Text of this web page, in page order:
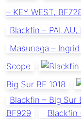
– KEY WEST,
Blackfin – PALAU,
Masunaga – Ingrid
Scope
Big Sur BF 1018
Blackfin – Big Sur
BF929
Blackfin